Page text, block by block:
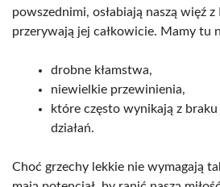
powszednimi, osłabiają naszą więź z
przerywają jej całkowicie. Mamy tu
drobne kłamstwa,
niewielkie przewinienia,
które często wynikają z
działań.
Choć grzechy lekkie nie wymagają